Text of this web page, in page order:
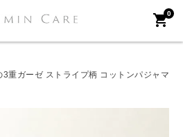
0
shopping_cart
重ガーゼ ストライプ柄 コットンパジャマ